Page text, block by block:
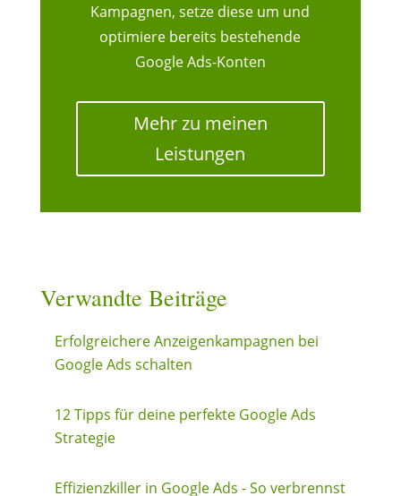
Kampagnen, setze diese um und
optimiere bereits bestehende
Google Ads-Konten
Mehr zu meinen
Leistungen
Verwandte Beiträge
Erfolgreichere Anzeigenkampagnen bei
Google Ads schalten
12 Tipps für deine perfekte Google Ads
Strategie
Effizienzkiller in Google Ads - So verbrennst